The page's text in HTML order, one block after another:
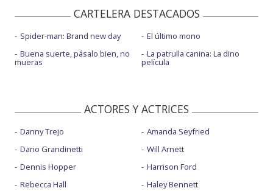
CARTELERA DESTACADOS
Spider-man: Brand new day
Buena suerte, pásalo bien, no
mueras
El último mono
La patrulla canina: La dino
película
ACTORES Y ACTRICES
Danny Trejo
Dario Grandinetti
Dennis Hopper
Rebecca Hall
Amanda Seyfried
Will Arnett
Harrison Ford
Haley Bennett